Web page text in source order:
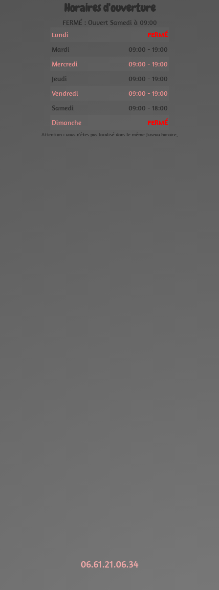
Horaires d'ouverture
FERMÉ : Ouvert Samedi à 09:00
Lundi
FERMÉ
Mardi
09:00 - 19:00
Mercredi
09:00 - 19:00
Jeudi
09:00 - 19:00
Vendredi
09:00 - 19:00
Samedi
09:00 - 18:00
Dimanche
FERMÉ
Attention : vous n'êtes pas localisé dans le même fuseau horaire.
06.61.21.06.34